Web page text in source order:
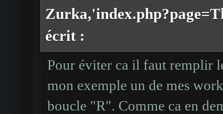
écrit :
Pour éviter ca il faut remplir
mon exemple un de mes
boucle "R". Comme ca en